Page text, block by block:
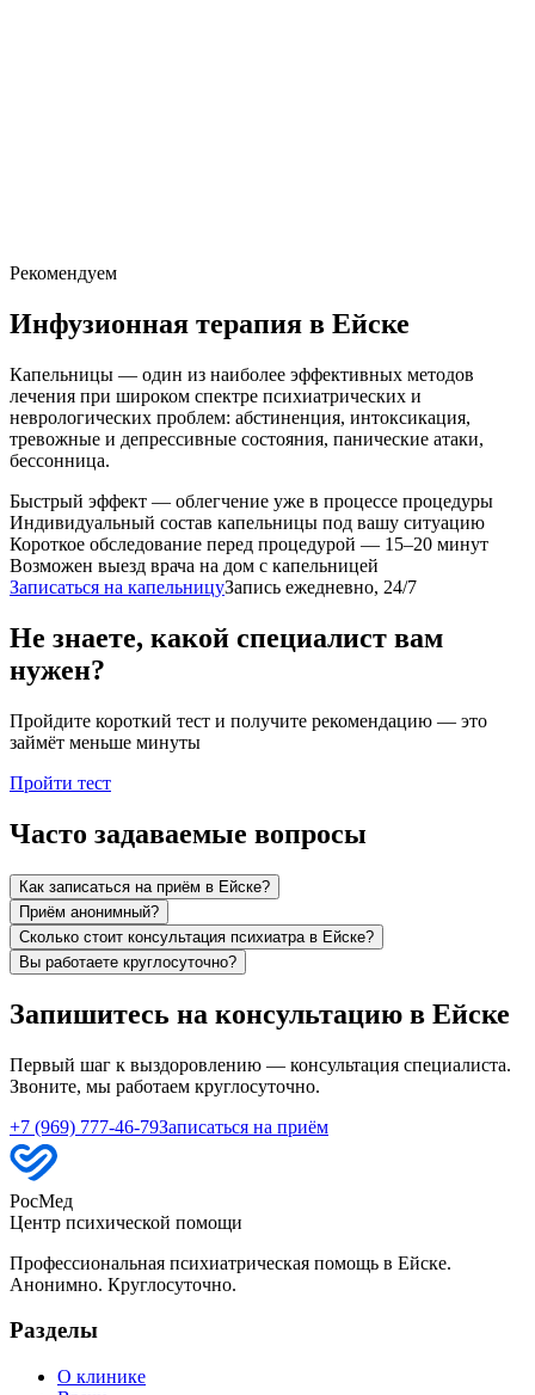
Рекомендуем
Инфузионная терапия в Ейске
Капельницы — один из наиболее эффективных методов
лечения при широком спектре психиатрических и
неврологических проблем: абстиненция, интоксикация,
тревожные и депрессивные состояния, панические атаки,
бессонница.
Быстрый эффект — облегчение уже в процессе процедуры
Индивидуальный состав капельницы под вашу ситуацию
Короткое обследование перед процедурой — 15–20 минут
Возможен выезд врача на дом с капельницей
Записаться на капельницуЗапись ежедневно, 24/7
Не знаете, какой специалист вам
нужен?
Пройдите короткий тест и получите рекомендацию — это
займёт меньше минуты
Пройти тест
Часто задаваемые вопросы
Как записаться на приём в Ейске?
Приём анонимный?
Сколько стоит консультация психиатра в Ейске?
Вы работаете круглосуточно?
Запишитесь на консультацию в Ейске
Первый шаг к выздоровлению — консультация специалиста.
Звоните, мы работаем круглосуточно.
+7 (969) 777-46-79Записаться на приём
РосМед
Центр психической помощи
Профессиональная психиатрическая помощь в Ейске.
Анонимно. Круглосуточно.
Разделы
О клинике